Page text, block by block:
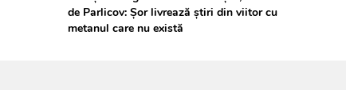
de Parlicov: Șor livrează știri din viitor cu
metanul care nu există